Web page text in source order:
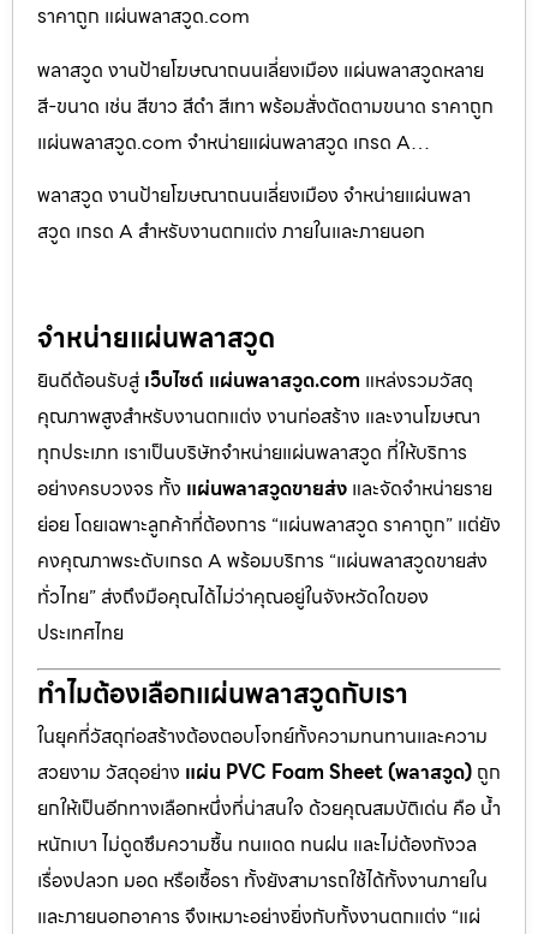
ราคาถูก แผ่นพลาสวูด.com
พลาสวูด งานป้ายโฆษณาถนนเลี่ยงเมือง แผ่นพลาสวูดหลาย
สี-ขนาด เช่น สีขาว สีดำ สีเทา พร้อมสั่งตัดตามขนาด ราคาถูก
แผ่นพลาสวูด.com จำหน่ายแผ่นพลาสวูด เกรด A…
พลาสวูด งานป้ายโฆษณาถนนเลี่ยงเมือง จำหน่ายแผ่นพลา
สวูด เกรด A สำหรับงานตกแต่ง ภายในและภายนอก
จำหน่ายแผ่นพลาสวูด
ยินดีต้อนรับสู่ เว็บไซต์ แผ่นพลาสวูด.com แหล่งรวมวัสดุ
คุณภาพสูงสำหรับงานตกแต่ง งานก่อสร้าง และงานโฆษณา
ทุกประเภท เราเป็นบริษัทจำหน่ายแผ่นพลาสวูด ที่ให้บริการ
อย่างครบวงจร ทั้ง แผ่นพลาสวูดขายส่ง และจัดจำหน่ายราย
ย่อย โดยเฉพาะลูกค้าที่ต้องการ “แผ่นพลาสวูด ราคาถูก” แต่ยัง
คงคุณภาพระดับเกรด A พร้อมบริการ “แผ่นพลาสวูดขายส่ง
ทั่วไทย” ส่งถึงมือคุณได้ไม่ว่าคุณอยู่ในจังหวัดใดของ
ประเทศไทย
ทำไมต้องเลือกแผ่นพลาสวูดกับเรา
ในยุคที่วัสดุก่อสร้างต้องตอบโจทย์ทั้งความทนทานและความ
สวยงาม วัสดุอย่าง แผ่น PVC Foam Sheet (พลาสวูด) ถูก
ยกให้เป็นอีกทางเลือกหนึ่งที่น่าสนใจ ด้วยคุณสมบัติเด่น คือ น้ำ
หนักเบา ไม่ดูดซึมความชื้น ทนแดด ทนฝน และไม่ต้องกังวล
เรื่องปลวก มอด หรือเชื้อรา ทั้งยังสามารถใช้ได้ทั้งงานภายใน
และภายนอกอาคาร จึงเหมาะอย่างยิ่งกับทั้งงานตกแต่ง “แผ่